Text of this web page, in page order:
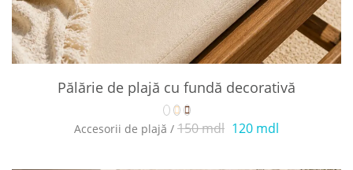
Pălărie de plajă cu fundă decorativă
Accesorii de plajă / 150 mdl 120 mdl